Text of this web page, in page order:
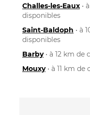
Challes-les-Eaux •
disponibles
Saint-Baldoph • à
disponibles
Barby• à 12 km de
Mouxy• à 11 km de